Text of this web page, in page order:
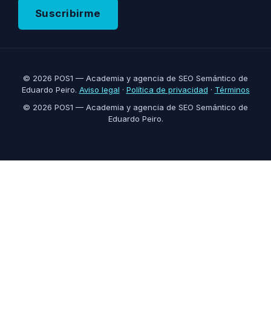
Suscribirme
© 2026 POS1 — Academia y agencia de SEO Semántico de
Eduardo Peiro. Aviso legal · Política de privacidad · Términos
© 2026 POS1 — Academia y agencia de SEO Semántico de
Eduardo Peiro.